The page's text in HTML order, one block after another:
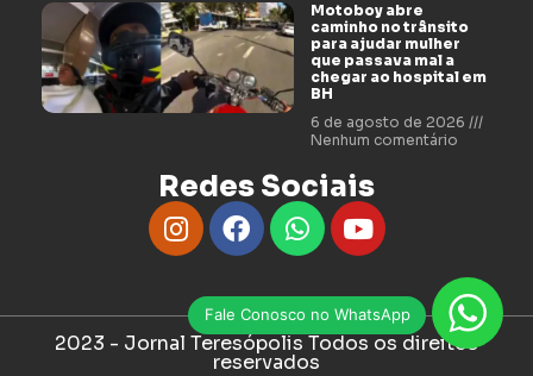
Fale Conosco no WhatsApp
Motoboy abre
caminho no trânsito
para ajudar mulher
que passava mal a
chegar ao hospital em
BH
6 de agosto de 2026
Nenhum comentário
Redes Sociais
2023 - Jornal Teresópolis Todos os direitos
reservados